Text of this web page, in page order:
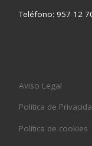
Teléfono: 957 12
Aviso Legal
Política de
Política de cookies